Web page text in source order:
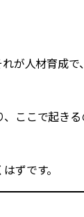
が人材育成
ここで起き
ずです。